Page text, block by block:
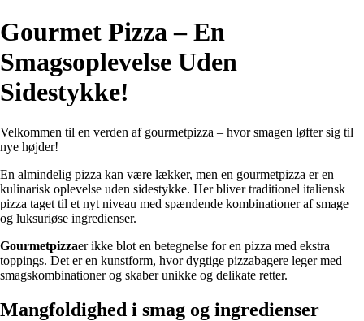
Gourmet Pizza – En
Smagsoplevelse Uden
Sidestykke!
Velkommen til en verden af gourmetpizza – hvor smagen løfter sig til
nye højder!
En almindelig pizza kan være lækker, men en gourmetpizza er en
kulinarisk oplevelse uden sidestykke. Her bliver traditionel italiensk
pizza taget til et nyt niveau med spændende kombinationer af smage
og luksuriøse ingredienser.
Gourmetpizzaer ikke blot en betegnelse for en pizza med ekstra
toppings. Det er en kunstform, hvor dygtige pizzabagere leger med
smagskombinationer og skaber unikke og delikate retter.
Mangfoldighed i smag og ingredienser